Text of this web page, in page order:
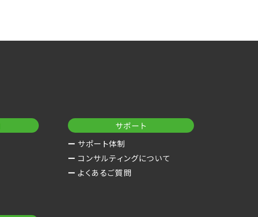
サポート
サポート体制
コンサルティングについて
よくあるご質問